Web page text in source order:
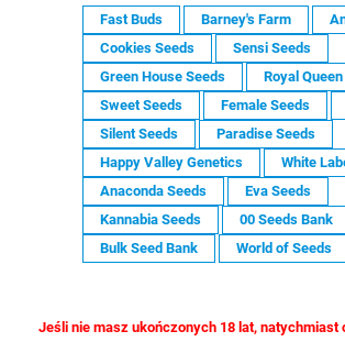
Fast Buds Barney's Farm
Cookies Seeds
Sensi Seeds
Green House Seeds
Royal
Sweet Seeds
Female Seeds
Silent Seeds
Paradise Seeds
Happy Valley Genetics
White
Anaconda Seeds
Eva Seeds
Kannabia Seeds
00 Seeds Bank
Bulk Seed Bank
World of Seeds
Jeśli nie masz ukończonych 18 lat, natychmiast